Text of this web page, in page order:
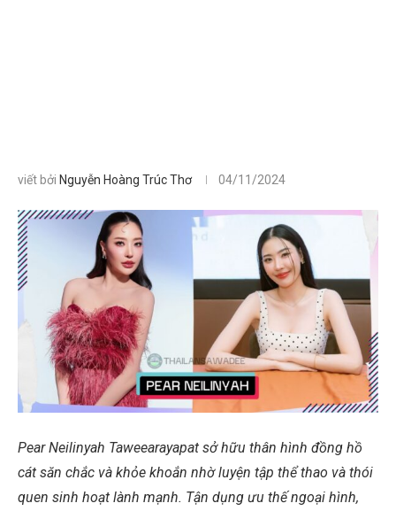
viết bởi Nguyễn Hoàng Trúc Thơ 04/11/2024
Pear Neilinyah Taweearayapat sở hữu thân hình đồng hồ
cát săn chắc và khỏe khoắn nhờ luyện tập thể thao và thói
quen sinh hoạt lành mạnh. Tận dụng ưu thế ngoại hình,